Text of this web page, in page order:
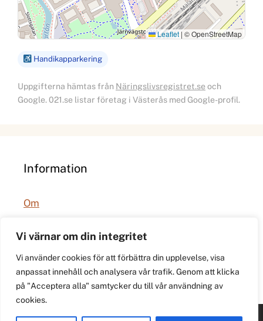
Vi värnar om din integritet
Vi använder cookies för att förbättra din upplevelse, visa
anpassat innehåll och analysera vår trafik. Genom att klicka
på "Acceptera alla" samtycker du till vår användning av
cookies.
Leaflet | © OpenStreetMap
Handikapparkering
Uppgifterna hämtas från Näringslivsregistret.se och
Google. 021.se listar företag i Västerås med Google-profil.
Information
Om